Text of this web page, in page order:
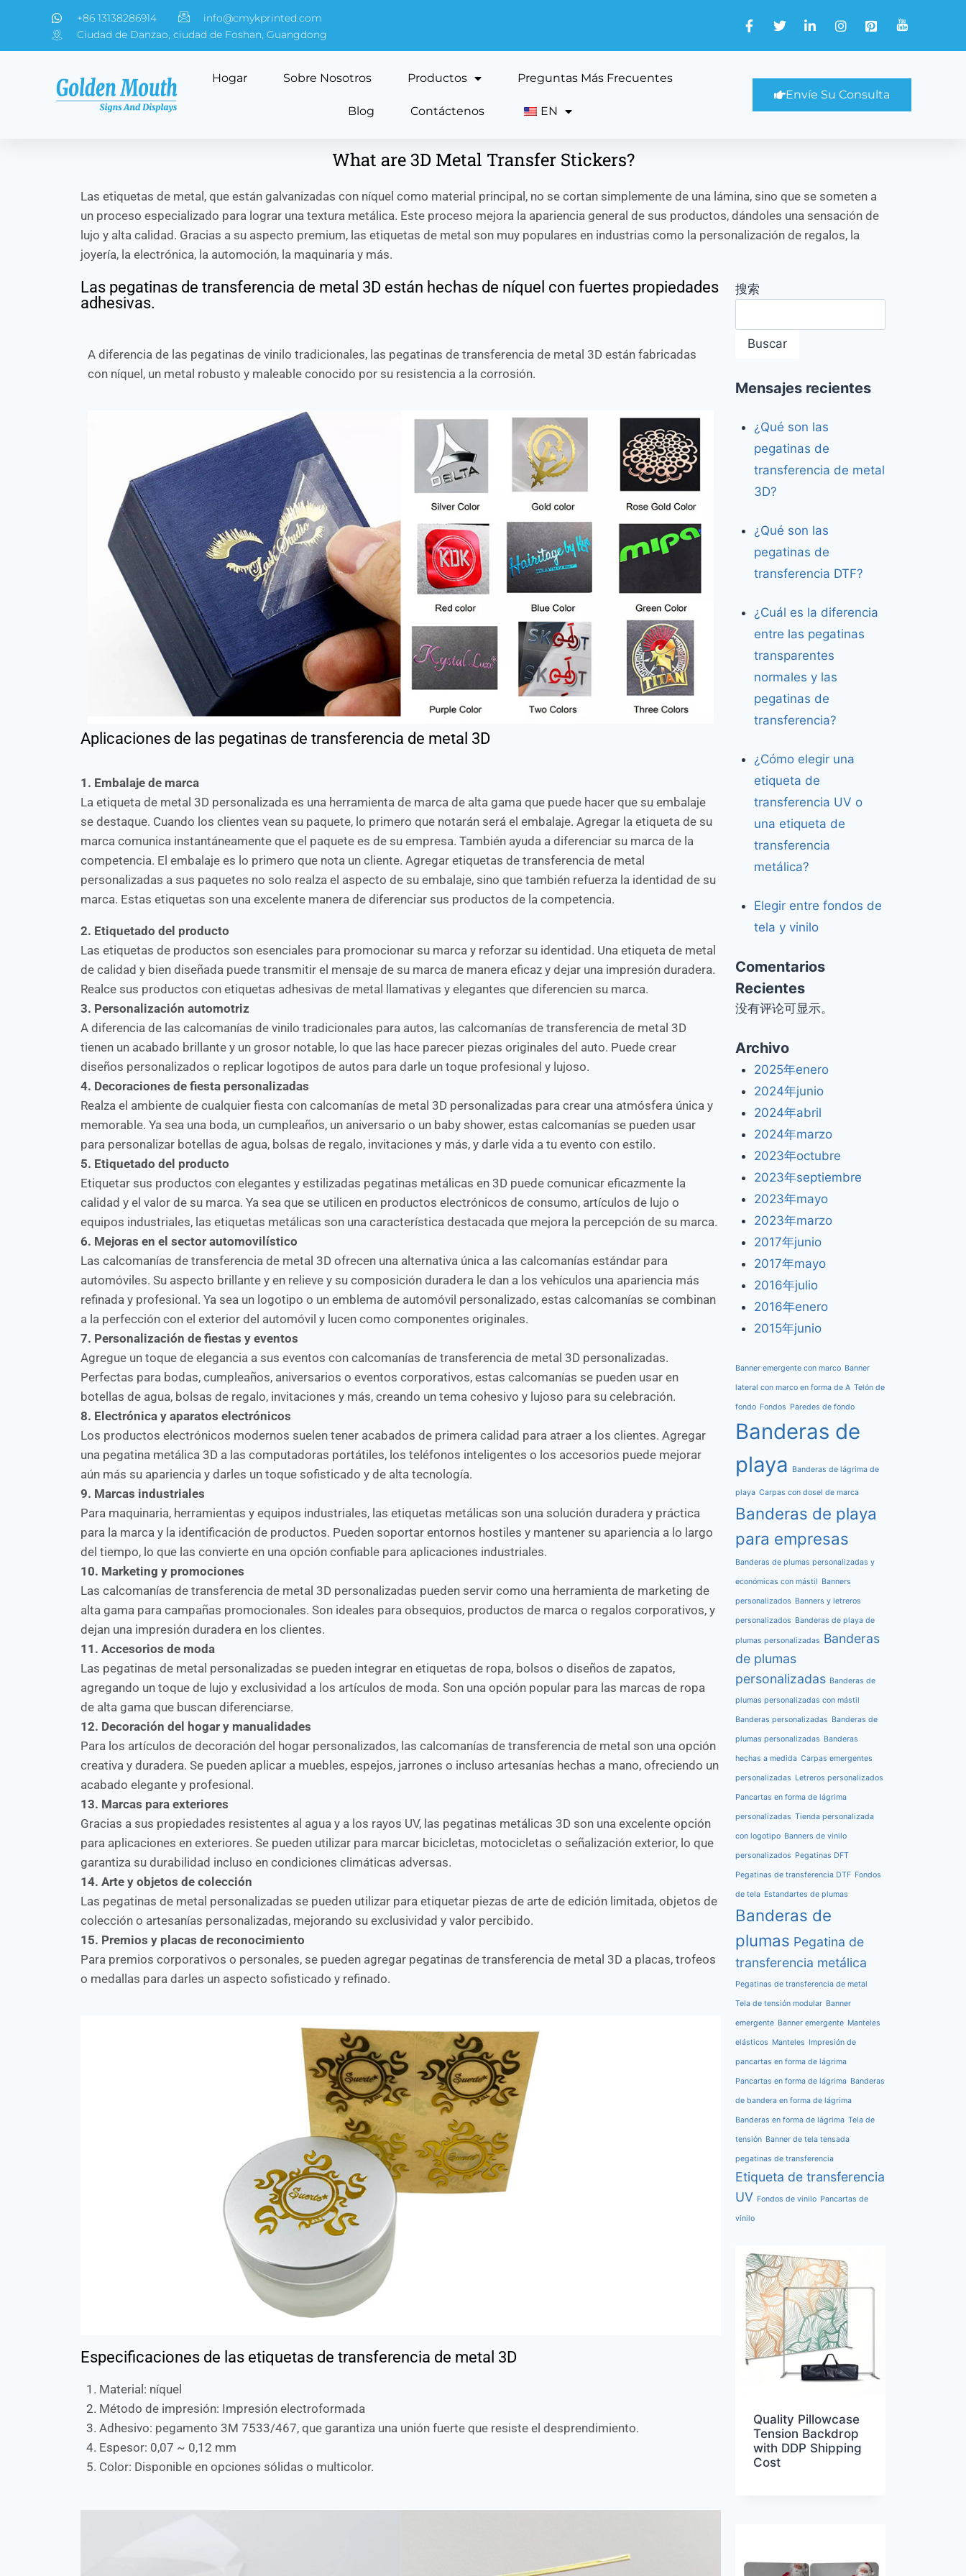
+86 13138286914
info@cmykprinted.com
Ciudad de Danzao, ciudad de Foshan, Guangdong
Hogar Sobre Nosotros Productos Preguntas Más Frecuentes
Blog Contáctenos EN
Envíe Su Consulta
What are 3D Metal Transfer Stickers?
Las etiquetas de metal, que están galvanizadas con níquel como material principal, no se cortan simplemente de una lámina, sino que se someten a
un proceso especializado para lograr una textura metálica. Este proceso mejora la apariencia general de sus productos, dándoles una sensación de
lujo y alta calidad. Gracias a su aspecto premium, las etiquetas de metal son muy populares en industrias como la personalización de regalos, la
joyería, la electrónica, la automoción, la maquinaria y más.
Las pegatinas de transferencia de metal 3D están hechas de níquel con fuertes propiedades
adhesivas.
A diferencia de las pegatinas de vinilo tradicionales, las pegatinas de transferencia de metal 3D están fabricadas
con níquel, un metal robusto y maleable conocido por su resistencia a la corrosión.
Aplicaciones de las pegatinas de transferencia de metal 3D
1. Embalaje de marca
La etiqueta de metal 3D personalizada es una herramienta de marca de alta gama que puede hacer que su embalaje
se destaque. Cuando los clientes vean su paquete, lo primero que notarán será el embalaje. Agregar la etiqueta de su
marca comunica instantáneamente que el paquete es de su empresa. También ayuda a diferenciar su marca de la
competencia. El embalaje es lo primero que nota un cliente. Agregar etiquetas de transferencia de metal
personalizadas a sus paquetes no solo realza el aspecto de su embalaje, sino que también refuerza la identidad de su
marca. Estas etiquetas son una excelente manera de diferenciar sus productos de la competencia.
2. Etiquetado del producto
Las etiquetas de productos son esenciales para promocionar su marca y reforzar su identidad. Una etiqueta de metal
de calidad y bien diseñada puede transmitir el mensaje de su marca de manera eficaz y dejar una impresión duradera.
Realce sus productos con etiquetas adhesivas de metal llamativas y elegantes que diferencien su marca.
3. Personalización automotriz
A diferencia de las calcomanías de vinilo tradicionales para autos, las calcomanías de transferencia de metal 3D
tienen un acabado brillante y un grosor notable, lo que las hace parecer piezas originales del auto. Puede crear
diseños personalizados o replicar logotipos de autos para darle un toque profesional y lujoso.
4. Decoraciones de fiesta personalizadas
Realza el ambiente de cualquier fiesta con calcomanías de metal 3D personalizadas para crear una atmósfera única y
memorable. Ya sea una boda, un cumpleaños, un aniversario o un baby shower, estas calcomanías se pueden usar
para personalizar botellas de agua, bolsas de regalo, invitaciones y más, y darle vida a tu evento con estilo.
5. Etiquetado del producto
Etiquetar sus productos con elegantes y estilizadas pegatinas metálicas en 3D puede comunicar eficazmente la
calidad y el valor de su marca. Ya sea que se utilicen en productos electrónicos de consumo, artículos de lujo o
equipos industriales, las etiquetas metálicas son una característica destacada que mejora la percepción de su marca.
6. Mejoras en el sector automovilístico
Las calcomanías de transferencia de metal 3D ofrecen una alternativa única a las calcomanías estándar para
automóviles. Su aspecto brillante y en relieve y su composición duradera le dan a los vehículos una apariencia más
refinada y profesional. Ya sea un logotipo o un emblema de automóvil personalizado, estas calcomanías se combinan
a la perfección con el exterior del automóvil y lucen como componentes originales.
7. Personalización de fiestas y eventos
Agregue un toque de elegancia a sus eventos con calcomanías de transferencia de metal 3D personalizadas.
Perfectas para bodas, cumpleaños, aniversarios o eventos corporativos, estas calcomanías se pueden usar en
botellas de agua, bolsas de regalo, invitaciones y más, creando un tema cohesivo y lujoso para su celebración.
8. Electrónica y aparatos electrónicos
Los productos electrónicos modernos suelen tener acabados de primera calidad para atraer a los clientes. Agregar
una pegatina metálica 3D a las computadoras portátiles, los teléfonos inteligentes o los accesorios puede mejorar
aún más su apariencia y darles un toque sofisticado y de alta tecnología.
9. Marcas industriales
Para maquinaria, herramientas y equipos industriales, las etiquetas metálicas son una solución duradera y práctica
para la marca y la identificación de productos. Pueden soportar entornos hostiles y mantener su apariencia a lo largo
del tiempo, lo que las convierte en una opción confiable para aplicaciones industriales.
10. Marketing y promociones
Las calcomanías de transferencia de metal 3D personalizadas pueden servir como una herramienta de marketing de
alta gama para campañas promocionales. Son ideales para obsequios, productos de marca o regalos corporativos, y
dejan una impresión duradera en los clientes.
11. Accesorios de moda
Las pegatinas de metal personalizadas se pueden integrar en etiquetas de ropa, bolsos o diseños de zapatos,
agregando un toque de lujo y exclusividad a los artículos de moda. Son una opción popular para las marcas de ropa
de alta gama que buscan diferenciarse.
12. Decoración del hogar y manualidades
Para los artículos de decoración del hogar personalizados, las calcomanías de transferencia de metal son una opción
creativa y duradera. Se pueden aplicar a muebles, espejos, jarrones o incluso artesanías hechas a mano, ofreciendo un
acabado elegante y profesional.
13. Marcas para exteriores
Gracias a sus propiedades resistentes al agua y a los rayos UV, las pegatinas metálicas 3D son una excelente opción
para aplicaciones en exteriores. Se pueden utilizar para marcar bicicletas, motocicletas o señalización exterior, lo que
garantiza su durabilidad incluso en condiciones climáticas adversas.
14. Arte y objetos de colección
Las pegatinas de metal personalizadas se pueden utilizar para etiquetar piezas de arte de edición limitada, objetos de
colección o artesanías personalizadas, mejorando su exclusividad y valor percibido.
15. Premios y placas de reconocimiento
Para premios corporativos o personales, se pueden agregar pegatinas de transferencia de metal 3D a placas, trofeos
o medallas para darles un aspecto sofisticado y refinado.
Especificaciones de las etiquetas de transferencia de metal 3D
Material: níquel
Método de impresión: Impresión electroformada
Adhesivo: pegamento 3M 7533/467, que garantiza una unión fuerte que resiste el desprendimiento.
Espesor: 0,07 ~ 0,12 mm
Color: Disponible en opciones sólidas o multicolor.
搜索
Buscar
Mensajes recientes
¿Qué son las
pegatinas de
transferencia de metal
3D?
¿Qué son las
pegatinas de
transferencia DTF?
¿Cuál es la diferencia
entre las pegatinas
transparentes
normales y las
pegatinas de
transferencia?
¿Cómo elegir una
etiqueta de
transferencia UV o
una etiqueta de
transferencia
metálica?
Elegir entre fondos de
tela y vinilo
Comentarios
Recientes
没有评论可显示。
Archivo
2025年enero
2024年junio
2024年abril
2024年marzo
2023年octubre
2023年septiembre
2023年mayo
2023年marzo
2017年junio
2017年mayo
2016年julio
2016年enero
2015年junio
Banner emergente con marco Banner
lateral con marco en forma de A Telón de
fondo Fondos Paredes de fondo
Banderas de
playa
Banderas de lágrima de
playa Carpas con dosel de marca
Banderas de playa
para empresas
Banderas de plumas personalizadas y
económicas con mástil Banners
personalizados Banners y letreros
personalizados Banderas de playa de
plumas personalizadas Banderas
de plumas
personalizadas Banderas de
plumas personalizadas con mástil
Banderas personalizadas Banderas de
plumas personalizadas Banderas
hechas a medida Carpas emergentes
personalizadas Letreros personalizados
Pancartas en forma de lágrima
personalizadas Tienda personalizada
con logotipo Banners de vinilo
personalizados Pegatinas DFT
Pegatinas de transferencia DTF Fondos
de tela Estandartes de plumas
Banderas de
plumas Pegatina de
transferencia metálica
Pegatinas de transferencia de metal
Tela de tensión modular Banner
emergente Banner emergente Manteles
elásticos Manteles Impresión de
pancartas en forma de lágrima
Pancartas en forma de lágrima Banderas
de bandera en forma de lágrima
Banderas en forma de lágrima Tela de
tensión Banner de tela tensada
pegatinas de transferencia
Etiqueta de transferencia
UV Fondos de vinilo Pancartas de
vinilo
Quality Pillowcase
Tension Backdrop
with DDP Shipping
Cost